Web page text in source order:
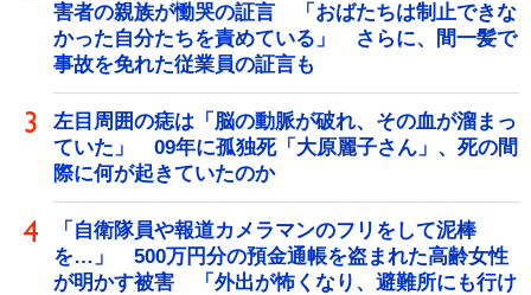
害者の親族が慟哭の証言 「おばたちは制止できな
かった自分たちを責めている」 さらに、間一髪で
事故を免れた従業員の証言も
左目周囲の痣は「脳の動脈が破れ、その血が溜まっ
ていた」 09年に孤独死「大原麗子さん」、死の間
際に何が起きていたのか
「自衛隊員や報道カメラマンのフリをして泥棒
を…」 500万円分の預金通帳を盗まれた高齢女性
が明かす被害 「外出が怖くなり、避難所にも行け